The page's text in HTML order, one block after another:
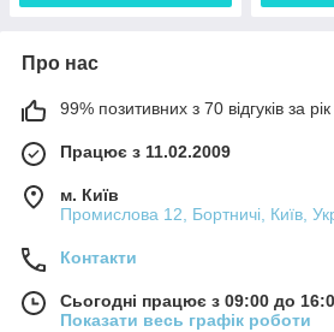
Про нас
99% позитивних з 70 відгуків за рік
Працює з 11.02.2009
м. Київ
Промислова 12, Бортничі, Київ,
Контакти
Сьогодні працює з 09:00 до
Показати весь графік роботи